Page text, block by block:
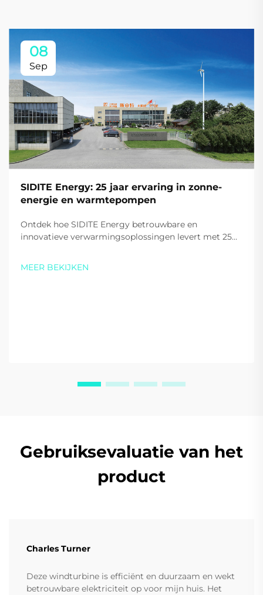
08
Sep
SIDITE Energy: 25 jaar ervaring in zonne-
energie en warmtepompen
Ontdek hoe SIDITE Energy betrouwbare en
innovatieve verwarmingsoplossingen levert met 25
vandaag nog een maatwerkofferte aan.
MEER BEKIJKEN
Gebruiksevaluatie van het
product
Charles Turner
Deze windturbine is efficiënt en duurzaam en wekt
betrouwbare elektriciteit op voor mijn huis. Het